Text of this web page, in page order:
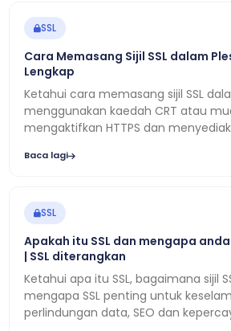
SSL
Cara Memasang Sijil SSL dalam
Lengkap
Ketahui cara memasang sijil SSL
menggunakan kaedah CRT atau
mengaktifkan HTTPS dan
Baca lagi
SSL
Apakah itu SSL dan mengapa
| SSL diterangkan
Ketahui apa itu SSL, bagaimana sijil
mengapa SSL penting untuk
perlindungan data, SEO dan